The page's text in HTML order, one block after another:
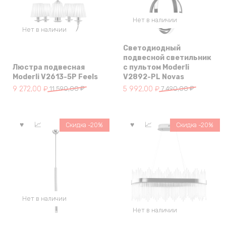
Нет в наличии
Люстра подвесная
Moderli V2613-5P Feels
11 590,00₽
Первоначальная
9 272,00 ₽
Текущая
272,00 ₽.
Нет в наличии
Светодиодный
подвесной светильник
с пультом Moderli
V2892-PL Novas
7 490,00₽
Первоначальная
5 992,00 ₽
Текущая
992,00 ₽.
Нет в наличии
Скидка -20%
Нет в наличии
Скидка -20%